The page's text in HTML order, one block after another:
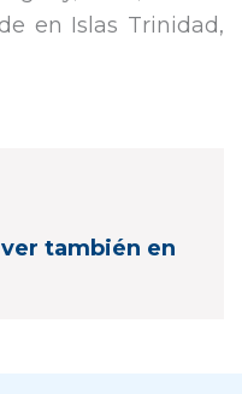
en Islas Trinidad,
también en